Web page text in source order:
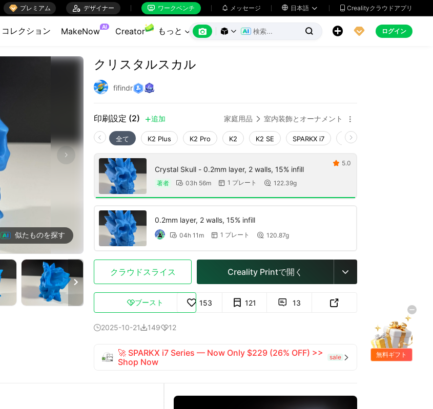
 プレミアム  デザイナー  ワークベンチ  メッセージ  日本語   Crealityクラウドアプリ
コレクション MakeNow AI Creator もっと        ログイン
似たものを探す

クリスタルスカル
fifindr
印刷設定 (2) 追加 家庭用品  室内装飾とオーナメント 
全て K2 Plus K2 Pro K2 K2 SE SPARKX i7 Creality Hi
Crystal Skull - 0.2mm layer, 2 walls, 15% infill
著者  03h 56m  1 プレート  122.39g
 5.0
0.2mm layer, 2 walls, 15% infill
 04h 11m  1 プレート  120.87g
クラウドスライス Creality Printで開く 
ブースト 153 121  13 
2025-10-2114912
🚀 SPARKX i7 Series — Now Only $229 (26% OFF) >>
Shop Now
sale  無料ギフト